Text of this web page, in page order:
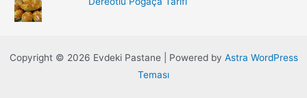
Copyright © 2026 Evdeki Pastane | Powered by Astra WordPress
Teması